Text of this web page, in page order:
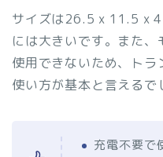
サイズは26.5 x 11.5 x
には大きいです。また
使用できないため、トラ
使い方が基本と言えるで
充電不要で